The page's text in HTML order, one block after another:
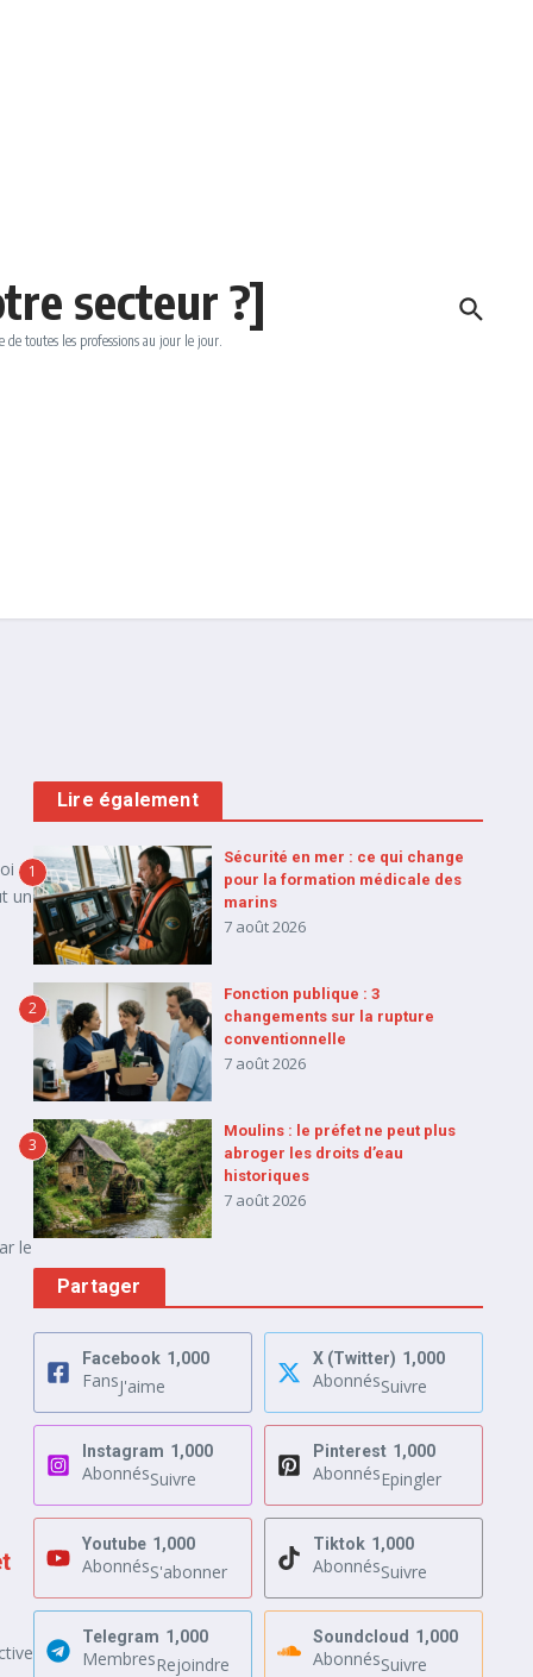
secteur ?]
toutes les professions au jour le jour.
un
le
Lire également
1
Sécurité en mer : ce qui change
pour la formation médicale des
marins
7 août 2026
2
Fonction publique : 3
changements sur la rupture
conventionnelle
7 août 2026
3
Moulins : le préfet ne peut plus
abroger les droits d’eau
historiques
7 août 2026
Partager
Facebook 1,000
FansJ'aime
X (Twitter) 1,000
AbonnésSuivre
Instagram 1,000
AbonnésSuivre
Pinterest 1,000
AbonnésEpingler
Youtube 1,000
AbonnésS'abonner
Tiktok 1,000
AbonnésSuivre
Telegram 1,000
MembresRejoindre
Soundcloud 1,000
AbonnésSuivre